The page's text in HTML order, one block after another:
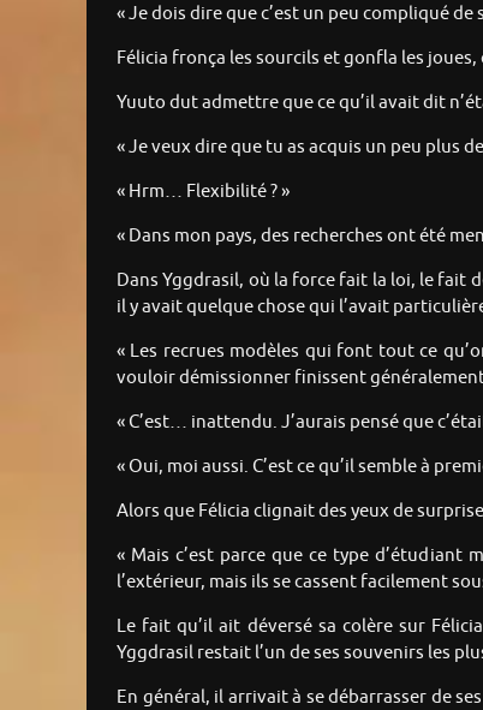
« Je dois dire que c’est un peu compliqué
Félicia fronça les sourcils et gonfla les
Yuuto dut admettre que ce qu’il avait dit
« Je veux dire que tu as acquis un peu plus
« Hrm… Flexibilité ? »
« Dans mon pays, des recherches ont été
Dans Yggdrasil, où la force fait la loi, le fait
il y avait quelque chose qui l’avait
« Les recrues modèles qui font tout ce
vouloir démissionner finissent généralement
« C’est… inattendu. J’aurais pensé que
« Oui, moi aussi. C’est ce qu’il semble à
Alors que Félicia clignait des yeux de
« Mais c’est parce que ce type
l’extérieur, mais ils se cassent facilement
Le fait qu’il ait déversé sa colère sur
Yggdrasil restait l’un de ses souvenirs les
En général, il arrivait à se débarrasser de